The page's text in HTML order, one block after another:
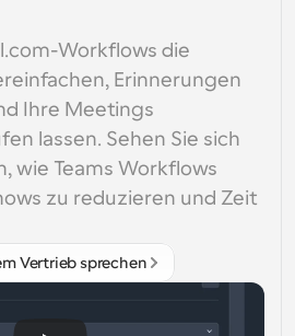
Workflows die
Erinnerungen
Ihre Meetings
lassen. Sehen Sie sich
wie Teams Workflows
zu reduzieren und Zeit
Vertrieb sprechen